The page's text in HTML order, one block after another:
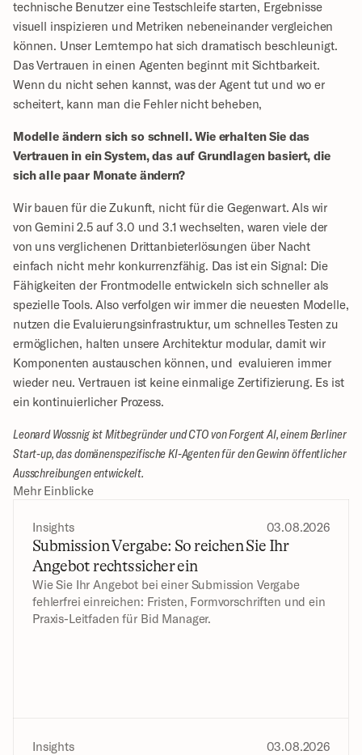
technische Benutzer eine Testschleife starten, Ergebnisse
visuell inspizieren und Metriken nebeneinander vergleichen
können. Unser Lerntempo hat sich dramatisch beschleunigt.
Das Vertrauen in einen Agenten beginnt mit Sichtbarkeit.
Wenn du nicht sehen kannst, was der Agent tut und wo er
scheitert, kann man die Fehler nicht beheben,
Modelle ändern sich so schnell. Wie erhalten Sie das
Vertrauen in ein System, das auf Grundlagen basiert, die
sich alle paar Monate ändern?
Wir bauen für die Zukunft, nicht für die Gegenwart. Als wir
von Gemini 2.5 auf 3.0 und 3.1 wechselten, waren viele der
von uns verglichenen Drittanbieterlösungen über Nacht
einfach nicht mehr konkurrenzfähig. Das ist ein Signal: Die
Fähigkeiten der Frontmodelle entwickeln sich schneller als
spezielle Tools. Also verfolgen wir immer die neuesten Modelle,
nutzen die Evaluierungsinfrastruktur, um schnelles Testen zu
ermöglichen, halten unsere Architektur modular, damit wir
Komponenten austauschen können, und  evaluieren immer
wieder neu. Vertrauen ist keine einmalige Zertifizierung. Es ist
ein kontinuierlicher Prozess.
Leonard Wossnig ist Mitbegründer und CTO von Forgent AI, einem Berliner
Start-up, das domänenspezifische KI-Agenten für den Gewinn öffentlicher
Ausschreibungen entwickelt.
Mehr Einblicke
Insights 03.08.2026
Submission Vergabe: So reichen Sie Ihr
Angebot rechtssicher ein
Wie Sie Ihr Angebot bei einer Submission Vergabe
fehlerfrei einreichen: Fristen, Formvorschriften und ein
Praxis-Leitfaden für Bid Manager.
Insights 03.08.2026